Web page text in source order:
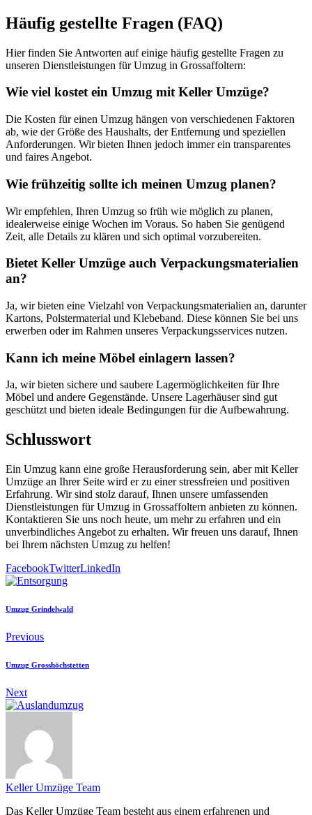
Häufig gestellte Fragen (FAQ)
Hier finden Sie Antworten auf einige häufig gestellte Fragen zu
unseren Dienstleistungen für Umzug in Grossaffoltern:
Wie viel kostet ein Umzug mit Keller Umzüge?
Die Kosten für einen Umzug hängen von verschiedenen Faktoren
ab, wie der Größe des Haushalts, der Entfernung und speziellen
Anforderungen. Wir bieten Ihnen jedoch immer ein transparentes
und faires Angebot.
Wie frühzeitig sollte ich meinen Umzug planen?
Wir empfehlen, Ihren Umzug so früh wie möglich zu planen,
idealerweise einige Wochen im Voraus. So haben Sie genügend
Zeit, alle Details zu klären und sich optimal vorzubereiten.
Bietet Keller Umzüge auch Verpackungsmaterialien
an?
Ja, wir bieten eine Vielzahl von Verpackungsmaterialien an, darunter
Kartons, Polstermaterial und Klebeband. Diese können Sie bei uns
erwerben oder im Rahmen unseres Verpackungsservices nutzen.
Kann ich meine Möbel einlagern lassen?
Ja, wir bieten sichere und saubere Lagermöglichkeiten für Ihre
Möbel und andere Gegenstände. Unsere Lagerhäuser sind gut
geschützt und bieten ideale Bedingungen für die Aufbewahrung.
Schlusswort
Ein Umzug kann eine große Herausforderung sein, aber mit Keller
Umzüge an Ihrer Seite wird er zu einer stressfreien und positiven
Erfahrung. Wir sind stolz darauf, Ihnen unsere umfassenden
Dienstleistungen für Umzug in Grossaffoltern anbieten zu können.
Kontaktieren Sie uns noch heute, um mehr zu erfahren und ein
unverbindliches Angebot zu erhalten. Wir freuen uns darauf, Ihnen
bei Ihrem nächsten Umzug zu helfen!
FacebookTwitterLinkedIn
Umzug Grindelwald
Previous
Umzug Grosshöchstetten
Next
Keller Umzüge Team
Das Keller Umzüge Team besteht aus einem erfahrenen und